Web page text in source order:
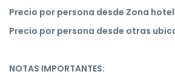
Precio por persona desde Zona
Precio por persona desde otras
NOTAS IMPORTANTES: